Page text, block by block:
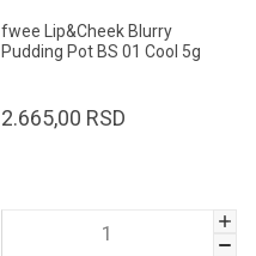
fwee Lip&Cheek Blurry
Pudding Pot BS 01 Cool 5g
2.665,00 RSD